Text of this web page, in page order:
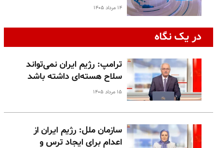
۱۴ مرداد ۱۴۰۵
در یک نگاه
ترامپ: رژیم ایران نمی‌تواند
سلاح هسته‌ای داشته باشد
۱۵ مرداد ۱۴۰۵
سازمان ملل: رژیم ایران از
اعدام برای ایجاد ترس و